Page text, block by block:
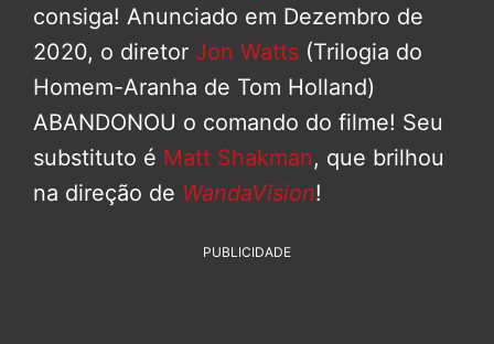
consiga! Anunciado em Dezembro de
2020, o diretor Jon Watts (Trilogia do
Homem-Aranha de Tom Holland)
ABANDONOU o comando do filme! Seu
substituto é Matt Shakman, que brilhou
na direção de WandaVision!
PUBLICIDADE